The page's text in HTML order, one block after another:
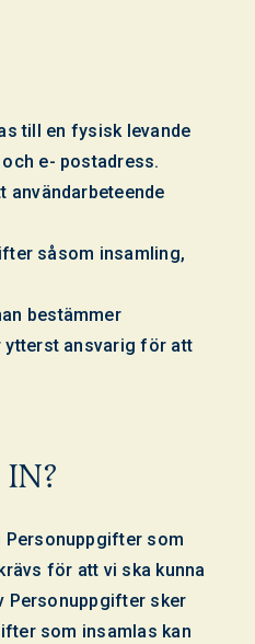
till en fysisk levande
e- postadress.
användarbeteende
såsom insamling,
bestämmer
ytterst ansvarig för att
Personuppgifter som
för att vi ska kunna
Personuppgifter sker
som insamlas kan